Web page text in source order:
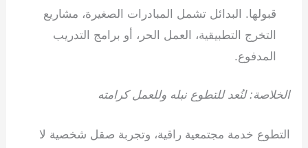
قبولها. البدائل تشمل المبادرات الصغيرة، مشاريع
التخرج التطبيقية، العمل الحر، أو برامج التدريب
المدفوع.
الخلاصة: لنُعد للتطوع نبله وللعمل كرامته
التطوع خدمة مجتمعية راقية، وتجربة صقل شخصية لا